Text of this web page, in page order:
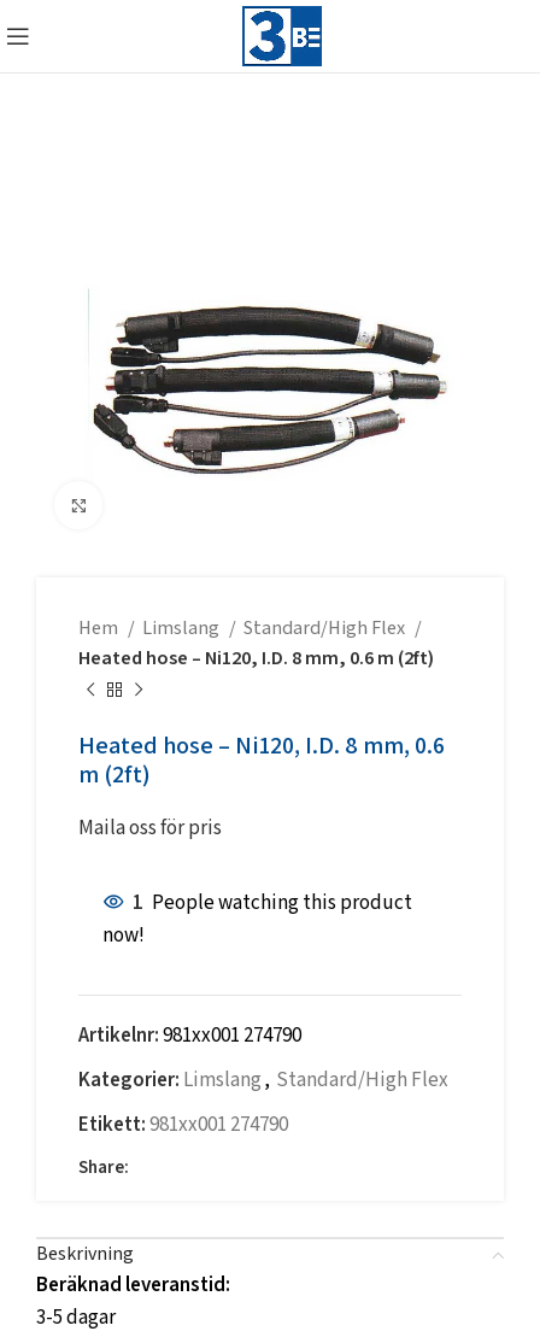
Hem Limslang
Standard/High Flex
Heated hose – Ni120, I.D. 8 mm, 0.6 m (2ft)
Heated hose – Ni120, I.D. 8 mm, 0.6
m (2ft)
Maila oss för pris
1 People watching this product
now!
Artikelnr:981xx001 274790
Kategorier: Limslang, Standard/High Flex
Etikett:981xx001 274790
Share:
Beskrivning
Beräknad leveranstid:
3-5 dagar